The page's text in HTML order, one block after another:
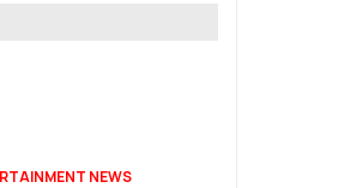
NEWS